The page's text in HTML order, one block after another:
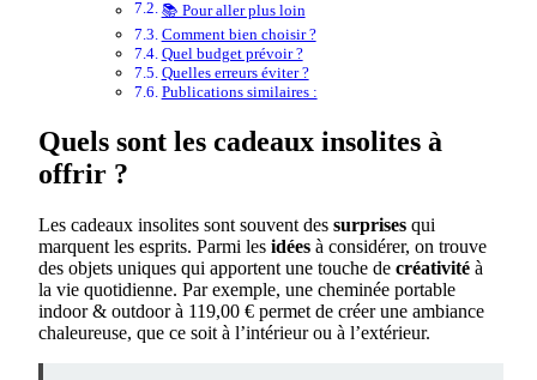
📚 Pour aller plus loin
Comment bien choisir ?
Quel budget prévoir ?
Quelles erreurs éviter ?
Publications similaires :
Quels sont les cadeaux insolites à
offrir ?
Les cadeaux insolites sont souvent des surprises qui
marquent les esprits. Parmi les idées à considérer, on trouve
des objets uniques qui apportent une touche de créativité à
la vie quotidienne. Par exemple, une cheminée portable
indoor & outdoor à 119,00 € permet de créer une ambiance
chaleureuse, que ce soit à l’intérieur ou à l’extérieur.